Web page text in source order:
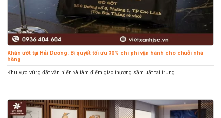
Khăn ướt tại Hải Dương: Bí quyết tối ưu 30% chi phí vận hành cho chuỗi nhà
hàng
Khu vực vùng đất văn hiến và tâm điểm giao thương sầm uất tại trung...